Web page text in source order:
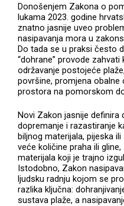
Donošenjem Zakona o
lukama 2023. godine
znatno jasnije uveo
nasipavanja mora u
Do tada se u praksi često
“dohrane” provode
održavanje postojeće
površine, promjena
prostora na pomorskom
Novi Zakon jasnije definira
dopremanje i razastiranje
biljnog materijala, pijeska
veće količine praha ili
materijala koji je trajno
Istodobno, Zakon
ljudsku radnju kojom se
razlika ključna:
sustava plaže, a